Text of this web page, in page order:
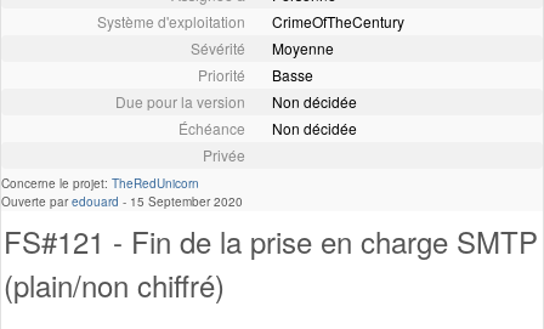
Système d'exploitation
CrimeOfTheCentury
Sévérité
Moyenne
Priorité
Basse
Due pour la version
Non décidée
Échéance
Non décidée
Privée
Concerne le projet: TheRedUnicorn
Ouverte paredouard - 15 September 2020
FS#121 - Fin de la prise en charge SMTP
(plain/non chiffré)